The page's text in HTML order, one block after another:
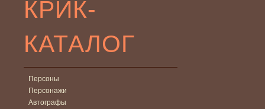
КРИК-
КАТАЛОГ
Персоны
Персонажи
Автографы